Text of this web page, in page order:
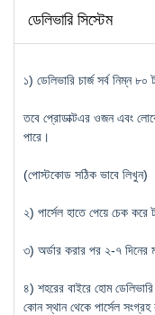
ডেলিভারি সিস্টেম
১) ডেলিভারি চার্জ সর্ব নিম্ন ৮০
তবে প্রোডাক্টএর ওজন এবং
পারে।
(পোস্টকোড সঠিক ভাবে লিখুন)
২) পার্সেল হাতে পেয়ে চেক করে
৩) অর্ডার করার পর ২-৭ দিনের
৪) শহরের বাইরে হোম
কোন স্থান থেকে পার্সেল